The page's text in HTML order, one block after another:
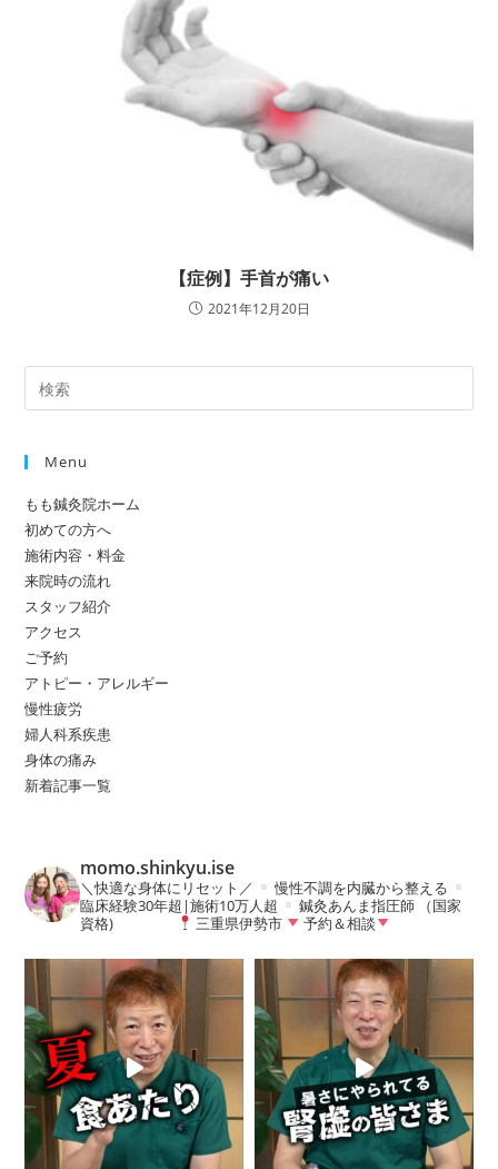
【症例】手首が痛い
2021年12月20日
Menu
もも鍼灸院ホーム
初めての方へ
施術内容・料金
来院時の流れ
スタッフ紹介
アクセス
ご予約
アトピー・アレルギー
慢性疲労
婦人科系疾患
身体の痛み
新着記事一覧
momo.shinkyu.ise
＼快適な身体にリセット／
慢性不調を内臓から整える
臨床経験30年超|施術10万人超
鍼灸あんま指圧師 （国家
資格)
三重県伊勢市 予約＆相談